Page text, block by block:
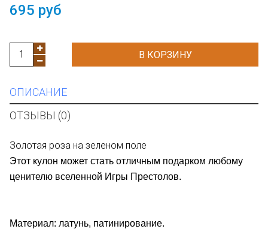
695 руб
В КОРЗИНУ
ОПИСАНИЕ
ОТЗЫВЫ (0)
Золотая роза на зеленом поле
Этот кулон может стать отличным подарком любому
ценителю вселенной Игры Престолов.
Материал: латунь, патинирование.